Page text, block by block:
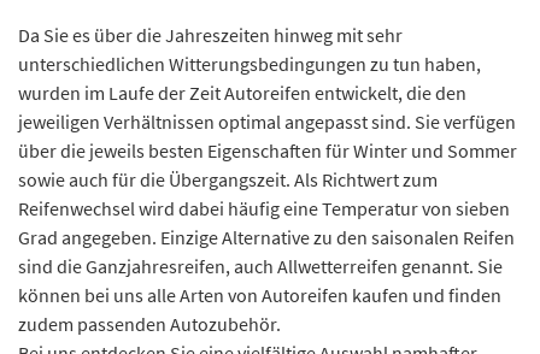
Da Sie es über die Jahreszeiten hinweg mit sehr
unterschiedlichen Witterungsbedingungen zu tun haben,
wurden im Laufe der Zeit Autoreifen entwickelt, die den
jeweiligen Verhältnissen optimal angepasst sind. Sie verfügen
über die jeweils besten Eigenschaften für Winter und Sommer
sowie auch für die Übergangszeit. Als Richtwert zum
Reifenwechsel wird dabei häufig eine Temperatur von sieben
Grad angegeben. Einzige Alternative zu den saisonalen Reifen
sind die Ganzjahresreifen, auch Allwetterreifen genannt. Sie
können bei uns alle Arten von Autoreifen kaufen und finden
zudem passenden Autozubehör.